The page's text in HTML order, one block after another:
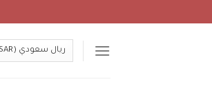
to